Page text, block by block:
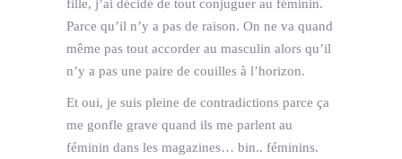
fille, j’ai décidé de tout conjuguer au féminin.
Parce qu’il n’y a pas de raison. On ne va quand
même pas tout accorder au masculin alors qu’il
n’y a pas une paire de couilles à l’horizon.
Et oui, je suis pleine de contradictions parce ça
me gonfle grave quand ils me parlent au
féminin dans les magazines… bin.. féminins.